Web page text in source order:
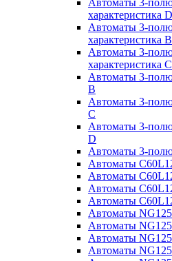
характеристика D
Автоматы 3-
характеристика В
Автоматы 3-
характеристика С
Автоматы 3-
B
Автоматы 3-
C
Автоматы 3-
D
Автоматы 3-
Автоматы
Автоматы
Автоматы
Автоматы
Автоматы
Автоматы
Автоматы
Автоматы